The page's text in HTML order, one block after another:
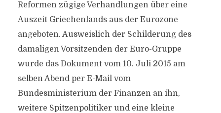
Reformen zügige Verhandlungen über eine
Auszeit Griechenlands aus der Eurozone
angeboten. Ausweislich der Schilderung des
damaligen Vorsitzenden der Euro-Gruppe
wurde das Dokument vom 10. Juli 2015 am
selben Abend per E-Mail vom
Bundesministerium der Finanzen an ihn,
weitere Spitzenpolitiker und eine kleine